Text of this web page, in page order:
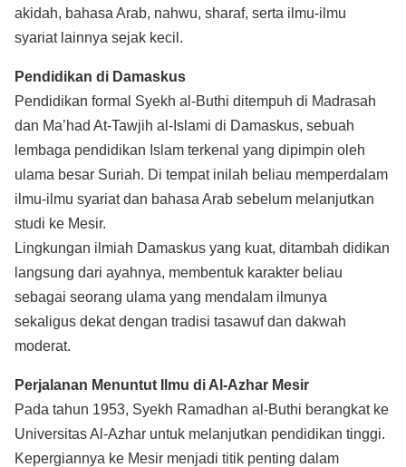
akidah, bahasa Arab, nahwu, sharaf, serta ilmu-ilmu
syariat lainnya sejak kecil.
Pendidikan di Damaskus
Pendidikan formal Syekh al-Buthi ditempuh di Madrasah
dan Ma’had At-Tawjih al-Islami di Damaskus, sebuah
lembaga pendidikan Islam terkenal yang dipimpin oleh
ulama besar Suriah. Di tempat inilah beliau memperdalam
ilmu-ilmu syariat dan bahasa Arab sebelum melanjutkan
studi ke Mesir.
Lingkungan ilmiah Damaskus yang kuat, ditambah didikan
langsung dari ayahnya, membentuk karakter beliau
sebagai seorang ulama yang mendalam ilmunya
sekaligus dekat dengan tradisi tasawuf dan dakwah
moderat.
Perjalanan Menuntut Ilmu di Al-Azhar Mesir
Pada tahun 1953, Syekh Ramadhan al-Buthi berangkat ke
Universitas Al-Azhar untuk melanjutkan pendidikan tinggi.
Kepergiannya ke Mesir menjadi titik penting dalam